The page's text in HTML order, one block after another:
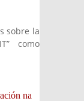
sobre la
como
na